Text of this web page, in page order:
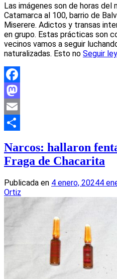
Las imágenes son de horas
Catamarca al 100, barrio de
Miserere. Adictos y transas
en grupo. Estas prácticas son
vecinos vamos a seguir
naturalizadas. Esto no Seguir
Facebook
Mastodon
Email
Narcos: hallaron
Fraga de Chacarita
Publicada en 4 enero, 20244
Ortiz